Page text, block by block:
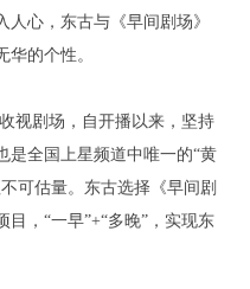
心，东古与《早间剧场》
华的个性。
视剧场，自开播以来，坚持
是全国上星频道中唯一的“黄
可估量。东古选择《早间剧
，“一早”+“多晚”，实现东